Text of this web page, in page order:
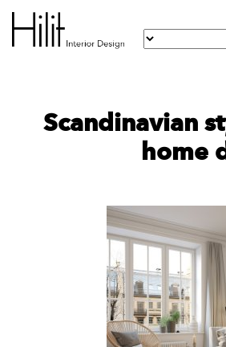
Scandinavian
home